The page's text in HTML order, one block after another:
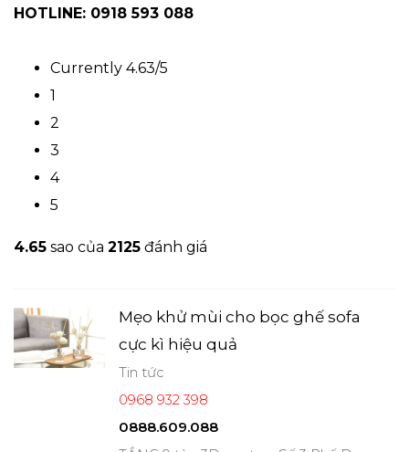
HOTLINE: 0918 593 088
Currently 4.63/5
1
2
3
4
5
4.65 sao của 2125 đánh giá
Mẹo khử mùi cho bọc ghế sofa
cực kì hiệu quả
Tin tức
0968 932 398
0888.609.088